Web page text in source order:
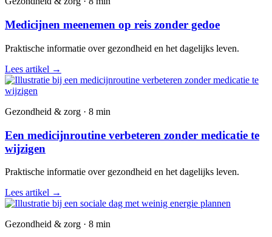
Medicijnen meenemen op reis zonder gedoe
Praktische informatie over gezondheid en het dagelijks leven.
Lees artikel →
Gezondheid & zorg · 8 min
Een medicijnroutine verbeteren zonder medicatie te
wijzigen
Praktische informatie over gezondheid en het dagelijks leven.
Lees artikel →
Gezondheid & zorg · 8 min